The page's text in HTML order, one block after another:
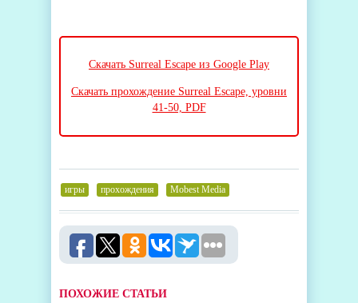
Скачать Surreal Escape из Google Play
Скачать прохождение Surreal Escape, уровни
41-50, PDF
игры прохождения Mobest Media
ПОХОЖИЕ СТАТЬИ